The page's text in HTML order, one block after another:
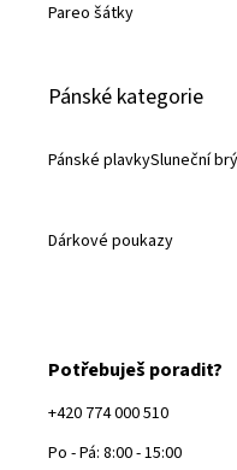
Pareo šátky
Pánské kategorie
Pánské plavkySluneční
Dárkové poukazy
Potřebuješ poradit?
+420 774 000 510
Po - Pá: 8:00 - 15:00